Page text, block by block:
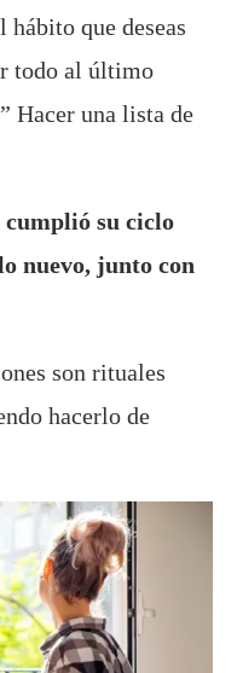
hábito que deseas
todo al último
Hacer una lista de
su ciclo
nuevo, junto con
son rituales
hacerlo de